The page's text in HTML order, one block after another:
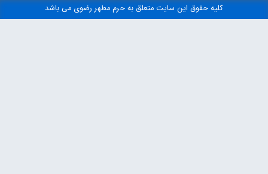
کلیه حقوق این سایت متعلق به حرم مطهر رضوی می باشد